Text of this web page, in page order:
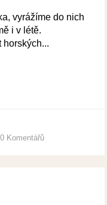
vyrážíme do nich
i v létě.
horských...
0 Komentářů